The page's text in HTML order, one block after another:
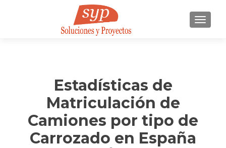
Estadísticas de
Matriculación de
Camiones por tipo de
Carrozado en España